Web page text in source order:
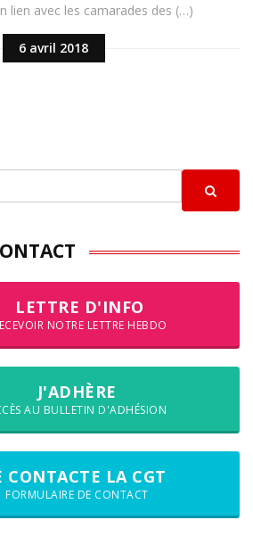
6 avril 2018
lien avec les camarades des (…)
LETTRE D'INFO
NOTRE LETTRE HEBDO
J'ADHÈRE
AU BULLETIN D'ADHÉSION
CONTACTE LA CGT
FORMULAIRE DE CONTACT